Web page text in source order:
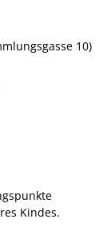
10)
Kindes.